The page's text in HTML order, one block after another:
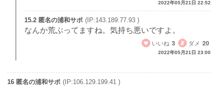
2022年05月21日 22:52
15.2 匿名の浦和サポ (IP:143.189.77.93 )
なんか荒ぶってますね。気持ち悪いですよ。
いいね 3 ダメ 20
2022年05月21日 23:00
16 匿名の浦和サポ (IP:106.129.199.41 )